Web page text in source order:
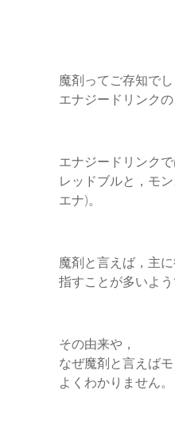
魔剤ってご存知でし
エナジードリンクの
エナジードリンク
レッドブルと，モ
エナ)。
魔剤と言えば，主
指すことが多いよう
その由来や，
なぜ魔剤と言えば
よくわかりません。